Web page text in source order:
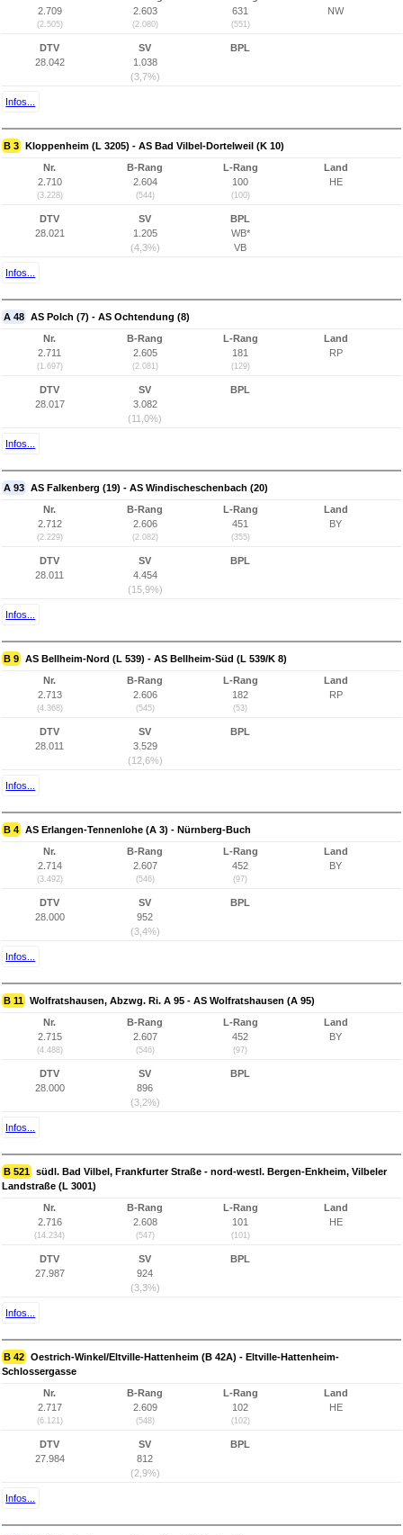
2.709
(2.505)
2.603
(2.080)
631
(551)
NW
DTV
28.042
SV
1.038
(3,7%)
BPL
Infos...
B 3 Kloppenheim (L 3205) - AS Bad Vilbel-Dortelweil (K 10)
Nr.
2.710
(3.228)
B-Rang
2.604
(544)
L-Rang
100
(100)
Land
HE
DTV
28.021
SV
1.205
(4,3%)
BPL
WB*
VB
Infos...
A 48 AS Polch (7) - AS Ochtendung (8)
Nr.
2.711
(1.697)
B-Rang
2.605
(2.081)
L-Rang
181
(129)
Land
RP
DTV
28.017
SV
3.082
(11,0%)
BPL
Infos...
A 93 AS Falkenberg (19) - AS Windischeschenbach (20)
Nr.
2.712
(2.229)
B-Rang
2.606
(2.082)
L-Rang
451
(355)
Land
BY
DTV
28.011
SV
4.454
(15,9%)
BPL
Infos...
B 9 AS Bellheim-Nord (L 539) - AS Bellheim-Süd (L 539/K 8)
Nr.
2.713
(4.368)
B-Rang
2.606
(545)
L-Rang
182
(53)
Land
RP
DTV
28.011
SV
3.529
(12,6%)
BPL
Infos...
B 4 AS Erlangen-Tennenlohe (A 3) - Nürnberg-Buch
Nr.
2.714
(3.492)
B-Rang
2.607
(546)
L-Rang
452
(97)
Land
BY
DTV
28.000
SV
952
(3,4%)
BPL
Infos...
B 11 Wolfratshausen, Abzwg. Ri. A 95 - AS Wolfratshausen (A 95)
Nr.
2.715
(4.488)
B-Rang
2.607
(546)
L-Rang
452
(97)
Land
BY
DTV
28.000
SV
896
(3,2%)
BPL
Infos...
B 521 südl. Bad Vilbel, Frankfurter Straße - nord-westl. Bergen-Enkheim, Vilbeler
Landstraße (L 3001)
Nr.
2.716
(14.234)
B-Rang
2.608
(547)
L-Rang
101
(101)
Land
HE
DTV
27.987
SV
924
(3,3%)
BPL
Infos...
B 42 Oestrich-Winkel/Eltville-Hattenheim (B 42A) - Eltville-Hattenheim-
Schlossergasse
Nr.
2.717
(6.121)
B-Rang
2.609
(548)
L-Rang
102
(102)
Land
HE
DTV
27.984
SV
812
(2,9%)
BPL
Infos...